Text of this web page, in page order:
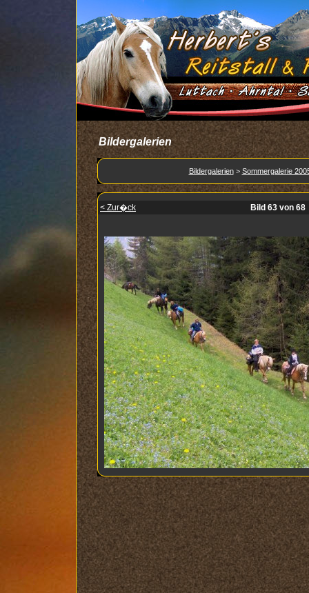
Bildergalerien
Bildergalerien> Sommergalerie
< Zur�ck Bild 63 von 68